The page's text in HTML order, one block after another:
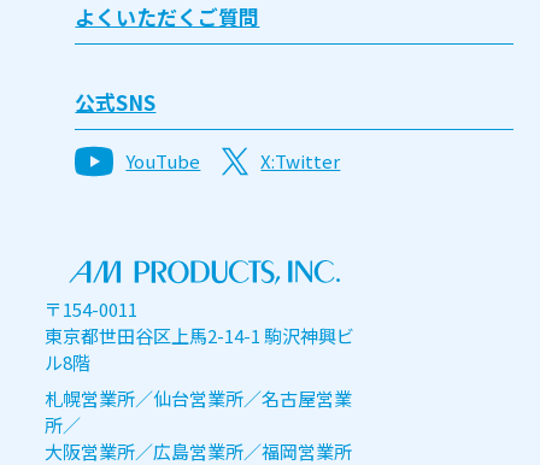
よくいただくご質問
公式SNS
YouTube X:Twitter
〒154-0011
東京都世田谷区上馬2-14-1 駒沢神興ビ
ル8階
札幌営業所／仙台営業所／名古屋営業
所／
大阪営業所／広島営業所／福岡営業所